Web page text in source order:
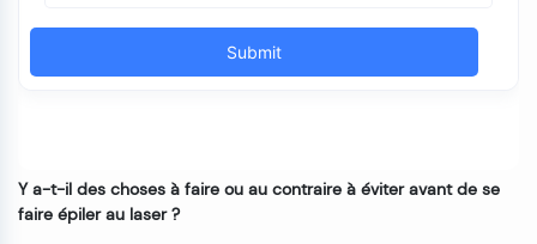
Y a-t-il des choses à faire ou au contraire à éviter avant de se
faire épiler au laser ?